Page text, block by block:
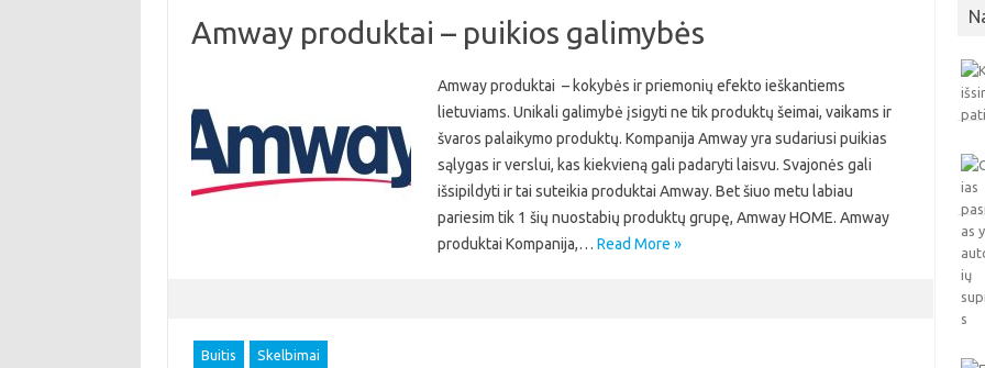
Amway produktai – puikios galimybės
Amway produktai – kokybės ir priemonių efekto ieškantiems
lietuviams. Unikali galimybė įsigyti ne tik produktų šeimai, vaikams ir
švaros palaikymo produktų. Kompanija Amway yra sudariusi puikias
sąlygas ir verslui, kas kiekvieną gali padaryti laisvu. Svajonės gali
išsipildyti ir tai suteikia produktai Amway. Bet šiuo metu labiau
pariesim tik 1 šių nuostabių produktų grupę, Amway HOME. Amway
produktai Kompanija,… Read More »
Buitis Skelbimai